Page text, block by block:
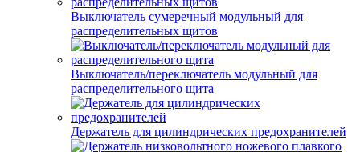
Выключатель сумеречный модульный для
распределительных щитов
Выключатель/переключатель модульный для
распределительного щита
Держатель для цилиндрических предохранителей